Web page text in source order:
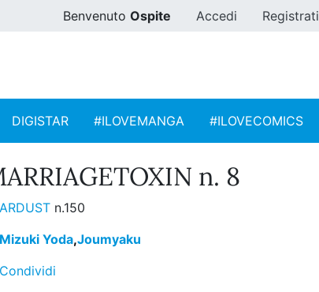
Benvenuto Ospite Accedi Registrati
DIGISTAR #ILOVEMANGA #ILOVECOMICS
n. 8
n.150
Mizuki Yoda,Joumyaku
Condividi